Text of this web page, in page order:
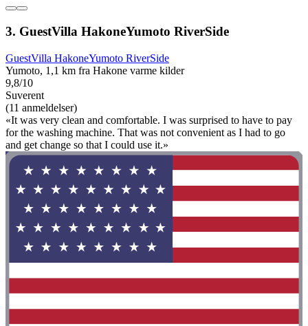
3. GuestVilla HakoneYumoto RiverSide
GuestVilla HakoneYumoto RiverSide
Yumoto, 1,1 km fra Hakone varme kilder
9,8/10
Suverent
(11 anmeldelser)
«It was very clean and comfortable. I was surprised to have to pay
for the washing machine. That was not convenient as I had to go
and get change so that I could use it.»